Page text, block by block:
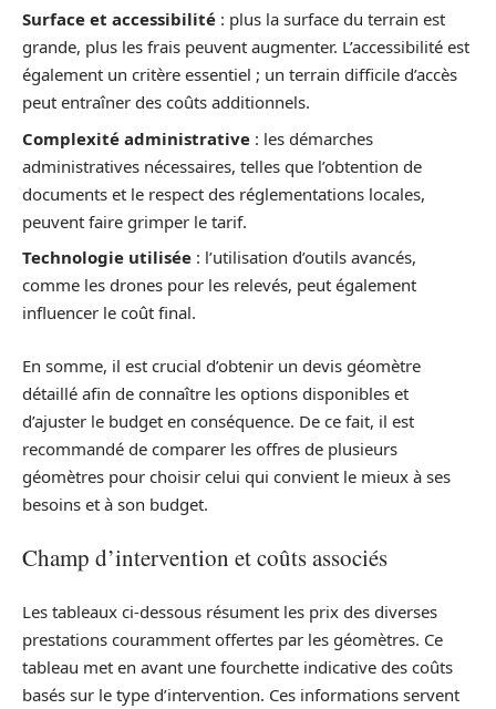
Surface et accessibilité : plus la surface du terrain est
grande, plus les frais peuvent augmenter. L’accessibilité est
également un critère essentiel ; un terrain difficile d’accès
peut entraîner des coûts additionnels.
Complexité administrative : les démarches
administratives nécessaires, telles que l’obtention de
documents et le respect des réglementations locales,
peuvent faire grimper le tarif.
Technologie utilisée : l’utilisation d’outils avancés,
comme les drones pour les relevés, peut également
influencer le coût final.
En somme, il est crucial d’obtenir un devis géomètre
détaillé afin de connaître les options disponibles et
d’ajuster le budget en conséquence. De ce fait, il est
recommandé de comparer les offres de plusieurs
géomètres pour choisir celui qui convient le mieux à ses
besoins et à son budget.
Champ d’intervention et coûts associés
Les tableaux ci-dessous résument les prix des diverses
prestations couramment offertes par les géomètres. Ce
tableau met en avant une fourchette indicative des coûts
basés sur le type d’intervention. Ces informations servent